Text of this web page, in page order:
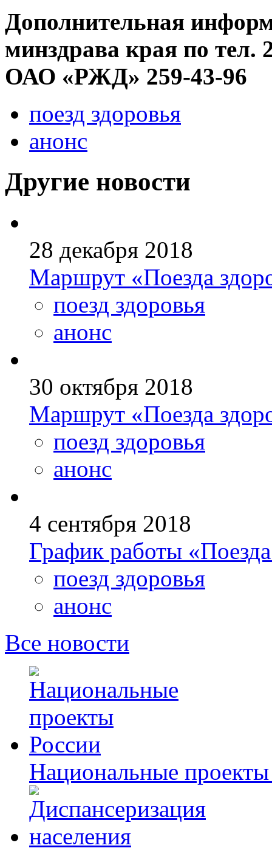
Дополнительная
минздрава края по тел.
ОАО «РЖД» 259-43-96
поезд здоровья
анонс
Другие новости
28 декабря 2018
Маршрут «Поезда
поезд здоровья
анонс
30 октября 2018
Маршрут «Поезда
поезд здоровья
анонс
4 сентября 2018
График работы
поезд здоровья
анонс
Все новости
Национальные